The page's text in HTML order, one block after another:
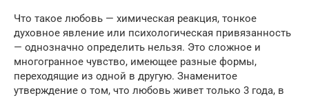
Что такое любовь — химическая реакция, тонкое
духовное явление или психологическая привязанность
— однозначно определить нельзя. Это сложное и
многогранное чувство, имеющее разные формы,
переходящие из одной в другую. Знаменитое
утверждение о том, что любовь живет только 3 года, в